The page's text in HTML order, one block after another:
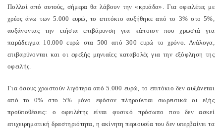
Πολλοί από αυτούς, σήμερα θα λάβουν την «κρυάδα». Για οφειλέτες με
χρέος άνω των 5.000 ευρώ, το επιτόκιο αυξήθηκε από το 3% στο 5%,
αυξάνοντας την ετήσια επιβάρυνση για κάποιον που χρωστά για
παράδειγμα 10.000 ευρώ στα 500 από 300 ευρώ το χρόνο. Ανάλογα,
επιβαρύνονται και οι εφεξής μηνιαίες καταβολές για την εξόφληση της
οφειλής.
Για όσους χρωστούν λιγότερα από 5.000 ευρώ, το επιτόκιο δεν αυξάνεται
από το 0% στο 5% μόνο εφόσον πληρούνται σωρευτικά οι εξής
προϋποθέσεις: ο οφειλέτης είναι φυσικό πρόσωπο που δεν ασκεί
επιχειρηματική δραστηριότητα, η ακίνητη περιουσία του δεν υπερβαίνει τα